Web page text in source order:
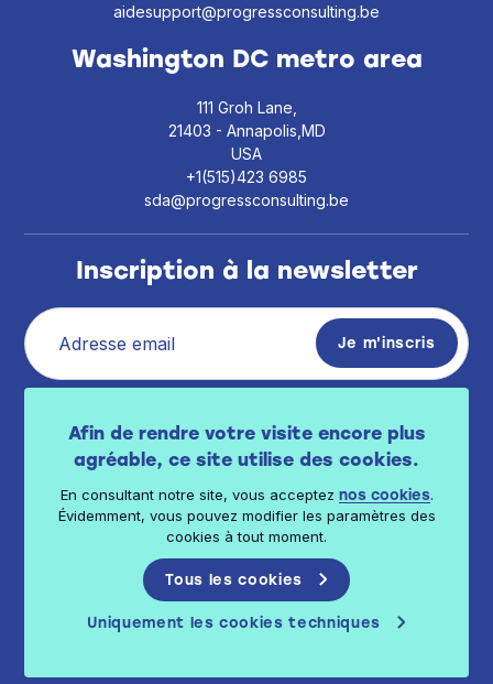
aidesupport@progressconsulting.be
Washington DC metro area
111 Groh Lane,
21403 - Annapolis,MD
USA
+1(515)423 6985
sda@progressconsulting.be
Inscription à la newsletter
privée disponible ici.
© 2026 Progress Consulting - Tous droits réservés
Politique de confidentialité
Politique de cookies
Conditions générales
Conditions générales de vente
Afin de rendre votre visite encore plus
agréable, ce site utilise des cookies.
En consultant notre site, vous acceptez nos cookies.
Évidemment, vous pouvez modifier les paramètres des
cookies à tout moment.
Tous les cookies
Uniquement les cookies techniques